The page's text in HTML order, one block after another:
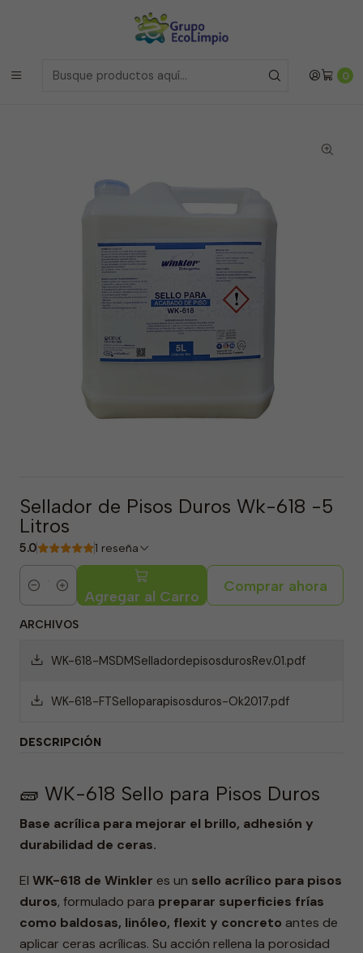
0
Envíos a la Region Metropolitana
compras antes de las 12 del medio día de
Envíos a todo Chilea traves de Bluexpress
Inicio Línea de Pisos y Alfombras
Sellador de Pisos Duros Wk-618 -5 Litros
Sellador de Pisos Duros Wk-618 -5
Litros
5.0 1 reseña
Cantidad Agregar al Carro
Comprar ahora
ARCHIVOS
WK-618-MSDMSelladordepisosdurosRev.01.pdf
WK-618-FTSelloparapisosduros-Ok2017.pdf
DESCRIPCIÓN
🧱 WK-618 Sello para Pisos Duros
Base acrílica para mejorar el brillo, adhesión y
durabilidad de ceras.
El WK-618 de Winkler es un sello acrílico para pisos
duros, formulado para preparar superficies frías
como baldosas, linóleo, flexit y concreto antes de
aplicar ceras acrílicas. Su acción rellena la porosidad